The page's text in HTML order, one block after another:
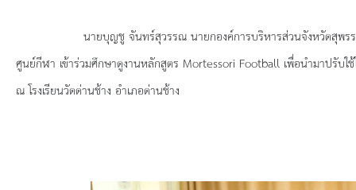
ยุทธศาสตร์การพัฒนา
ประวัตินายก
นายบุญชู จันทร์สุวรรณ นายกองค์การบริหารส่วนจังหวัดสุพรรณบุ
ศูนย์กีฬา เข้าร่วมศึกษาดูงานหลักสูตร Mortessori Football เพื่อนำมาปรับ
ณ โรงเรียนวัดด่านช้าง อำเภอด่านช้าง